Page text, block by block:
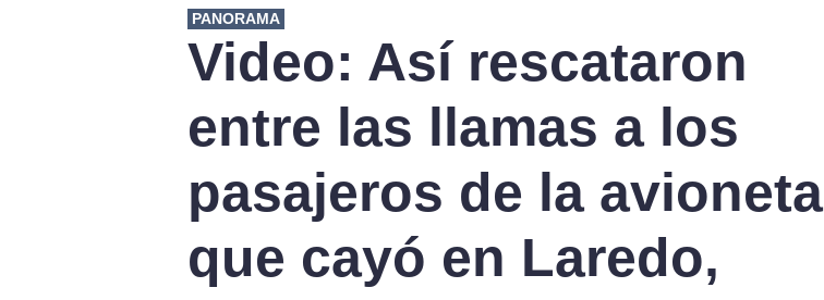
PANORAMA
Video: Así rescataron
entre las llamas a los
pasajeros de la avioneta
que cayó en Laredo,